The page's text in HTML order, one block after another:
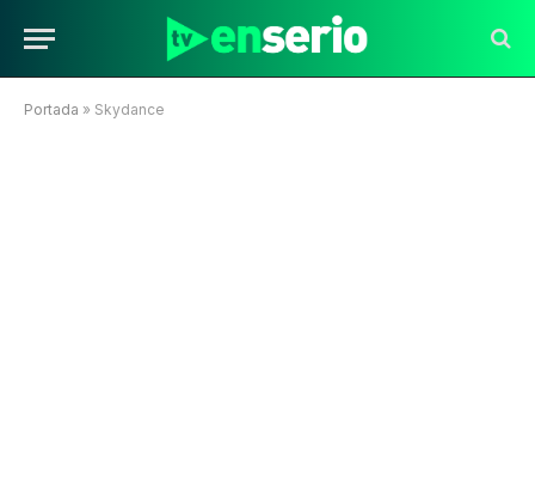
Portada » Skydance